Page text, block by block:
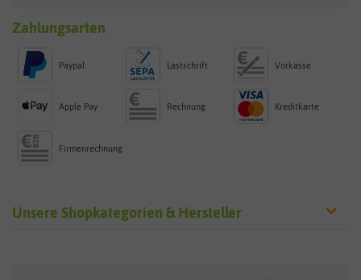
Zahlungsarten
Paypal Lastschrift Vorkasse
Apple Pay Rechnung Kreditkarte
Firmenrechnung
Unsere Shopkategorien & Hersteller